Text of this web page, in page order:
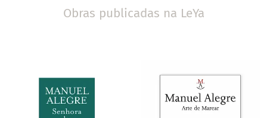
Obras publicadas na LeYa